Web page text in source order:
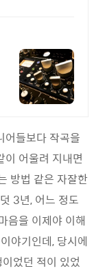
어들보다 작곡을
어울려 지내면
방법 같은 자잘한
3년, 어느 정도
음을 이제야 이해
야기인데, 당시에
었던 적이 있었